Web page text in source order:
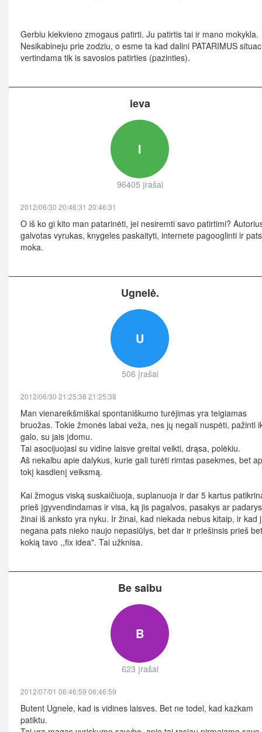
Gerbiu kiekvieno zmogaus patirti. Ju patirtis tai ir mano mokykla.
Nesikabineju prie zodziu, o esme ta kad dalini PATARIMUS
vertindama tik is savosios patirties (pazinties).
ieva
I
96405 įrašai
2012/06/30 20:46:31 20:46:31
O iš ko gi kito man patarinėti, jei nesiremti savo patirtimi?
galvotas vyrukas, knygeles paskaityti, internete pagooglinti ir pats
moka.
Ugnelė.
U
506 įrašai
2012/06/30 21:25:38 21:25:38
Man vienareikšmiškai spontaniškumo turėjimas yra teigiamas
bruožas. Tokie žmonės labai veža, nes jų negali nuspėti, pažinti
galo, su jais įdomu.
Tai asocijuojasi su vidine laisve greitai veikti, drąsa, polėkiu.
Aš nekalbu apie dalykus, kurie gali turėti rimtas pasekmes, bet
tokį kasdienį veiksmą.
Kai žmogus viską suskaičiuoja, suplanuoja ir dar 5 kartus
prieš įgyvendindamas ir visa, ką jis pagalvos, pasakys ar padarys
žinai iš anksto yra nyku. Ir žinai, kad niekada nebus kitaip, ir kad
negana pats nieko naujo nepasiūlys, bet dar ir priešinsis prieš bet
kokią tavo ,,fix idea". Tai užknisa.
Be saibu
B
623 įrašai
2012/07/01 06:46:59 06:46:59
Butent Ugnele, kad is vidines laisves. Bet ne todel, kad kazkam
patiktu.